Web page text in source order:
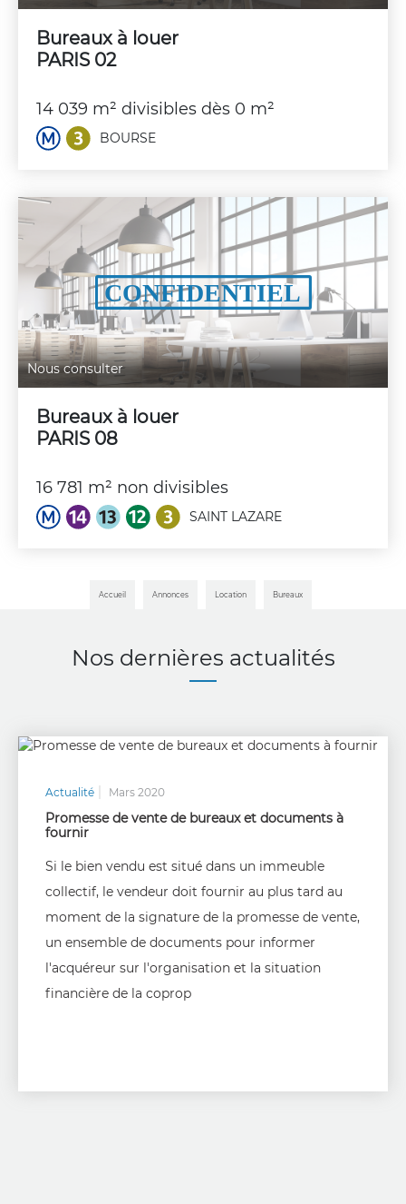
Bureaux à louer
PARIS 02
14 039 m² divisibles dès 0 m²
BOURSE
Nous consulter
Bureaux à louer
PARIS 08
16 781 m² non divisibles
SAINT LAZARE
Accueil Annonces Location Bureaux
Nos dernières actualités
Actualité Mars 2020
Promesse de vente de bureaux et documents à
fournir
Si le bien vendu est situé dans un immeuble
collectif, le vendeur doit fournir au plus tard au
moment de la signature de la promesse de vente,
un ensemble de documents pour informer
l'acquéreur sur l'organisation et la situation
financière de la coprop